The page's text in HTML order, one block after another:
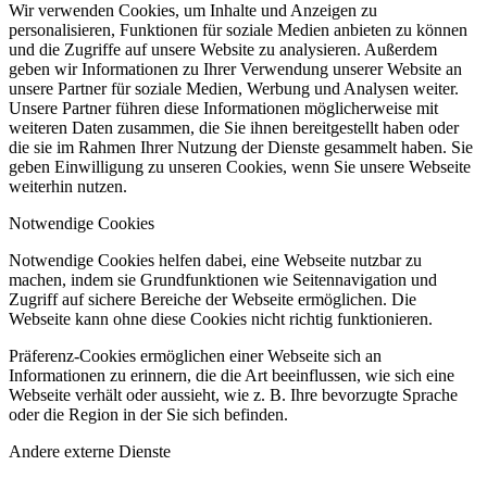
Wir verwenden Cookies, um Inhalte und Anzeigen zu
personalisieren, Funktionen für soziale Medien anbieten zu können
und die Zugriffe auf unsere Website zu analysieren. Außerdem
geben wir Informationen zu Ihrer Verwendung unserer Website an
unsere Partner für soziale Medien, Werbung und Analysen weiter.
Unsere Partner führen diese Informationen möglicherweise mit
weiteren Daten zusammen, die Sie ihnen bereitgestellt haben oder
die sie im Rahmen Ihrer Nutzung der Dienste gesammelt haben. Sie
geben Einwilligung zu unseren Cookies, wenn Sie unsere Webseite
weiterhin nutzen.
Notwendige Cookies
Notwendige Cookies helfen dabei, eine Webseite nutzbar zu
machen, indem sie Grundfunktionen wie Seitennavigation und
Zugriff auf sichere Bereiche der Webseite ermöglichen. Die
Webseite kann ohne diese Cookies nicht richtig funktionieren.
Präferenz-Cookies ermöglichen einer Webseite sich an
Informationen zu erinnern, die die Art beeinflussen, wie sich eine
Webseite verhält oder aussieht, wie z. B. Ihre bevorzugte Sprache
oder die Region in der Sie sich befinden.
Andere externe Dienste